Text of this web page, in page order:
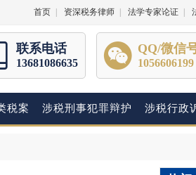
首页 资深税务律师 法学专家论证
联系电话
13681086635
QQ/微信
1056606199
税案 涉税刑事犯罪辩护 涉税行政